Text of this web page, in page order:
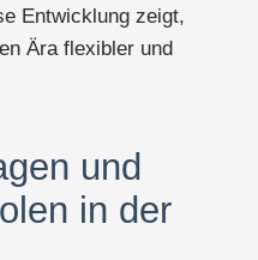
Entwicklung zeigt,
Ära flexibler und
und
in der